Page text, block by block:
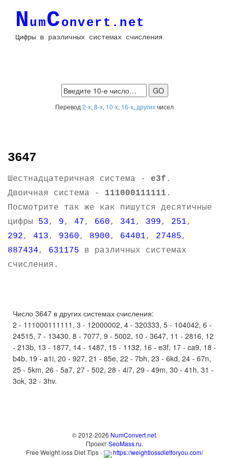
NumConvert.net
Цифры в различных системах счисления
Перевод 2-х, 8-х, 10-х, 16-х, другихчисел
3647
Шестнадцатеричная система - e3f .
Двоичная система - 111000111111 .
Посмотрите так же как пишутся десятичные
цифры 53, 9, 47, 660, 341, 399, 251,
292, 413, 9360, 8900, 64401, 27485,
887434, 631175 в различных системах
счисления.
Число 3647 в других системах счисления:
2 - 111000111111, 3 - 12000002, 4 - 320333, 5 - 104042, 6 -
24515, 7 - 13430, 8 - 7077, 9 - 5002, 10 - 3647, 11 - 2816, 12
- 213b, 13 - 1877, 14 - 1487, 15 - 1132, 16 - e3f, 17 - ca9, 18 -
b4b, 19 - a1i, 20 - 927, 21 - 85e, 22 - 7bh, 23 - 6kd, 24 - 67n,
25 - 5km, 26 - 5a7, 27 - 502, 28 - 4i7, 29 - 49m, 30 - 41h, 31 -
3ok, 32 - 3hv.
© 2012-2026 NumConvert.net.
ПроектSeoMass.ru.
Free Weight loss Diet Tips -
https://weightlossdietforyou.com/